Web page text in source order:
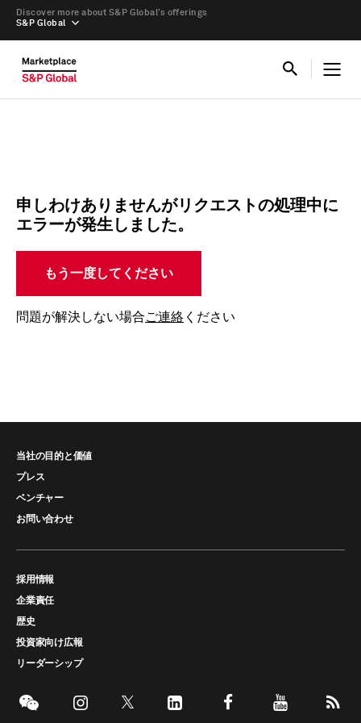
S&P Global
Discover more about S&P Global’s offerings
申しわけありませんがリクエストの処理中に
エラーが発生しました。
もう一度してください
問題が解決しない場合ご連絡 ください
当社の目的と価値
プレス
ベンチャー
お問い合わせ
採用情報
企業責任
歴史
投資家向け広報
リーダーシップ